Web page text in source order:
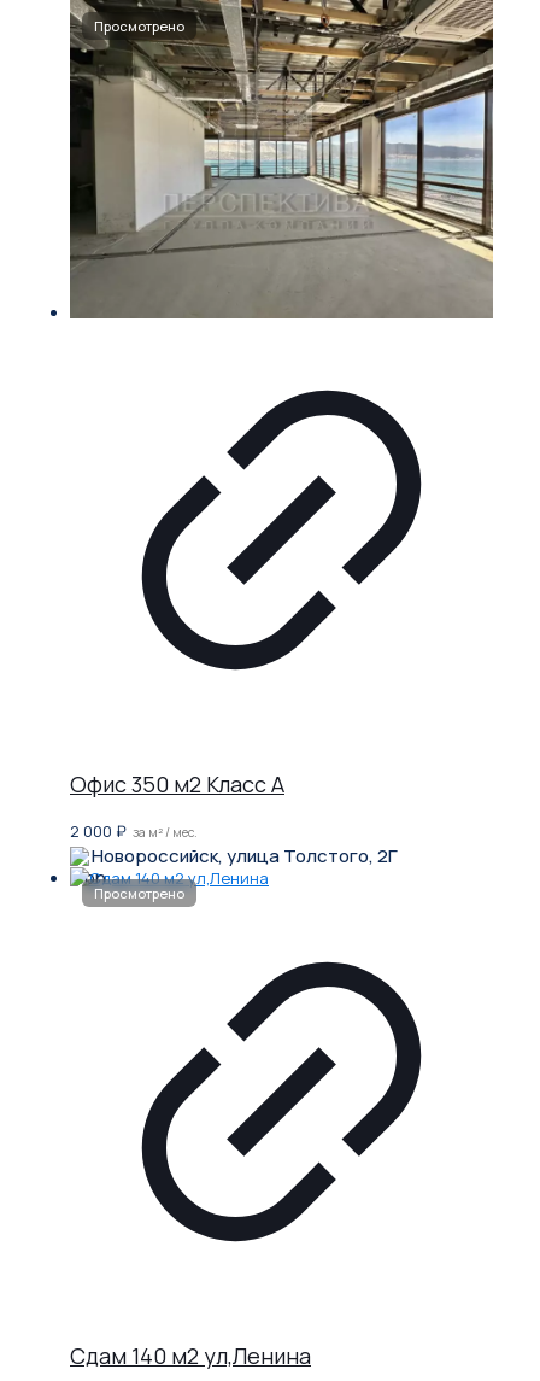
Офис 350 м2 Класс A
2 000 ₽ за м² / мес.
Новороссийск, улица Толстого, 2Г
Сдам 140 м2 ул,Ленина